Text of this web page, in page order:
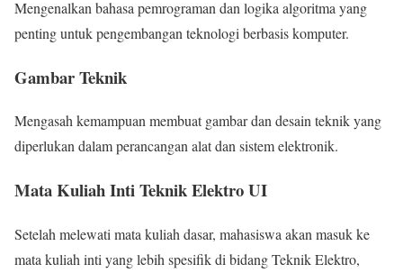
Mengenalkan bahasa pemrograman dan logika algoritma yang
penting untuk pengembangan teknologi berbasis komputer.
Gambar Teknik
Mengasah kemampuan membuat gambar dan desain teknik yang
diperlukan dalam perancangan alat dan sistem elektronik.
Mata Kuliah Inti Teknik Elektro UI
Setelah melewati mata kuliah dasar, mahasiswa akan masuk ke
mata kuliah inti yang lebih spesifik di bidang Teknik Elektro,